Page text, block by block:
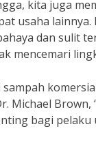
kita juga
usaha
dan sulit
mencemari
Michael
bagi